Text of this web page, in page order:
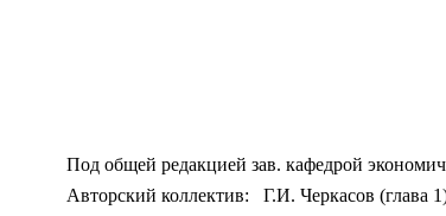
Под общей редакцией зав. кафедрой
Авторский коллектив:
Г.И. Черкасов (глава